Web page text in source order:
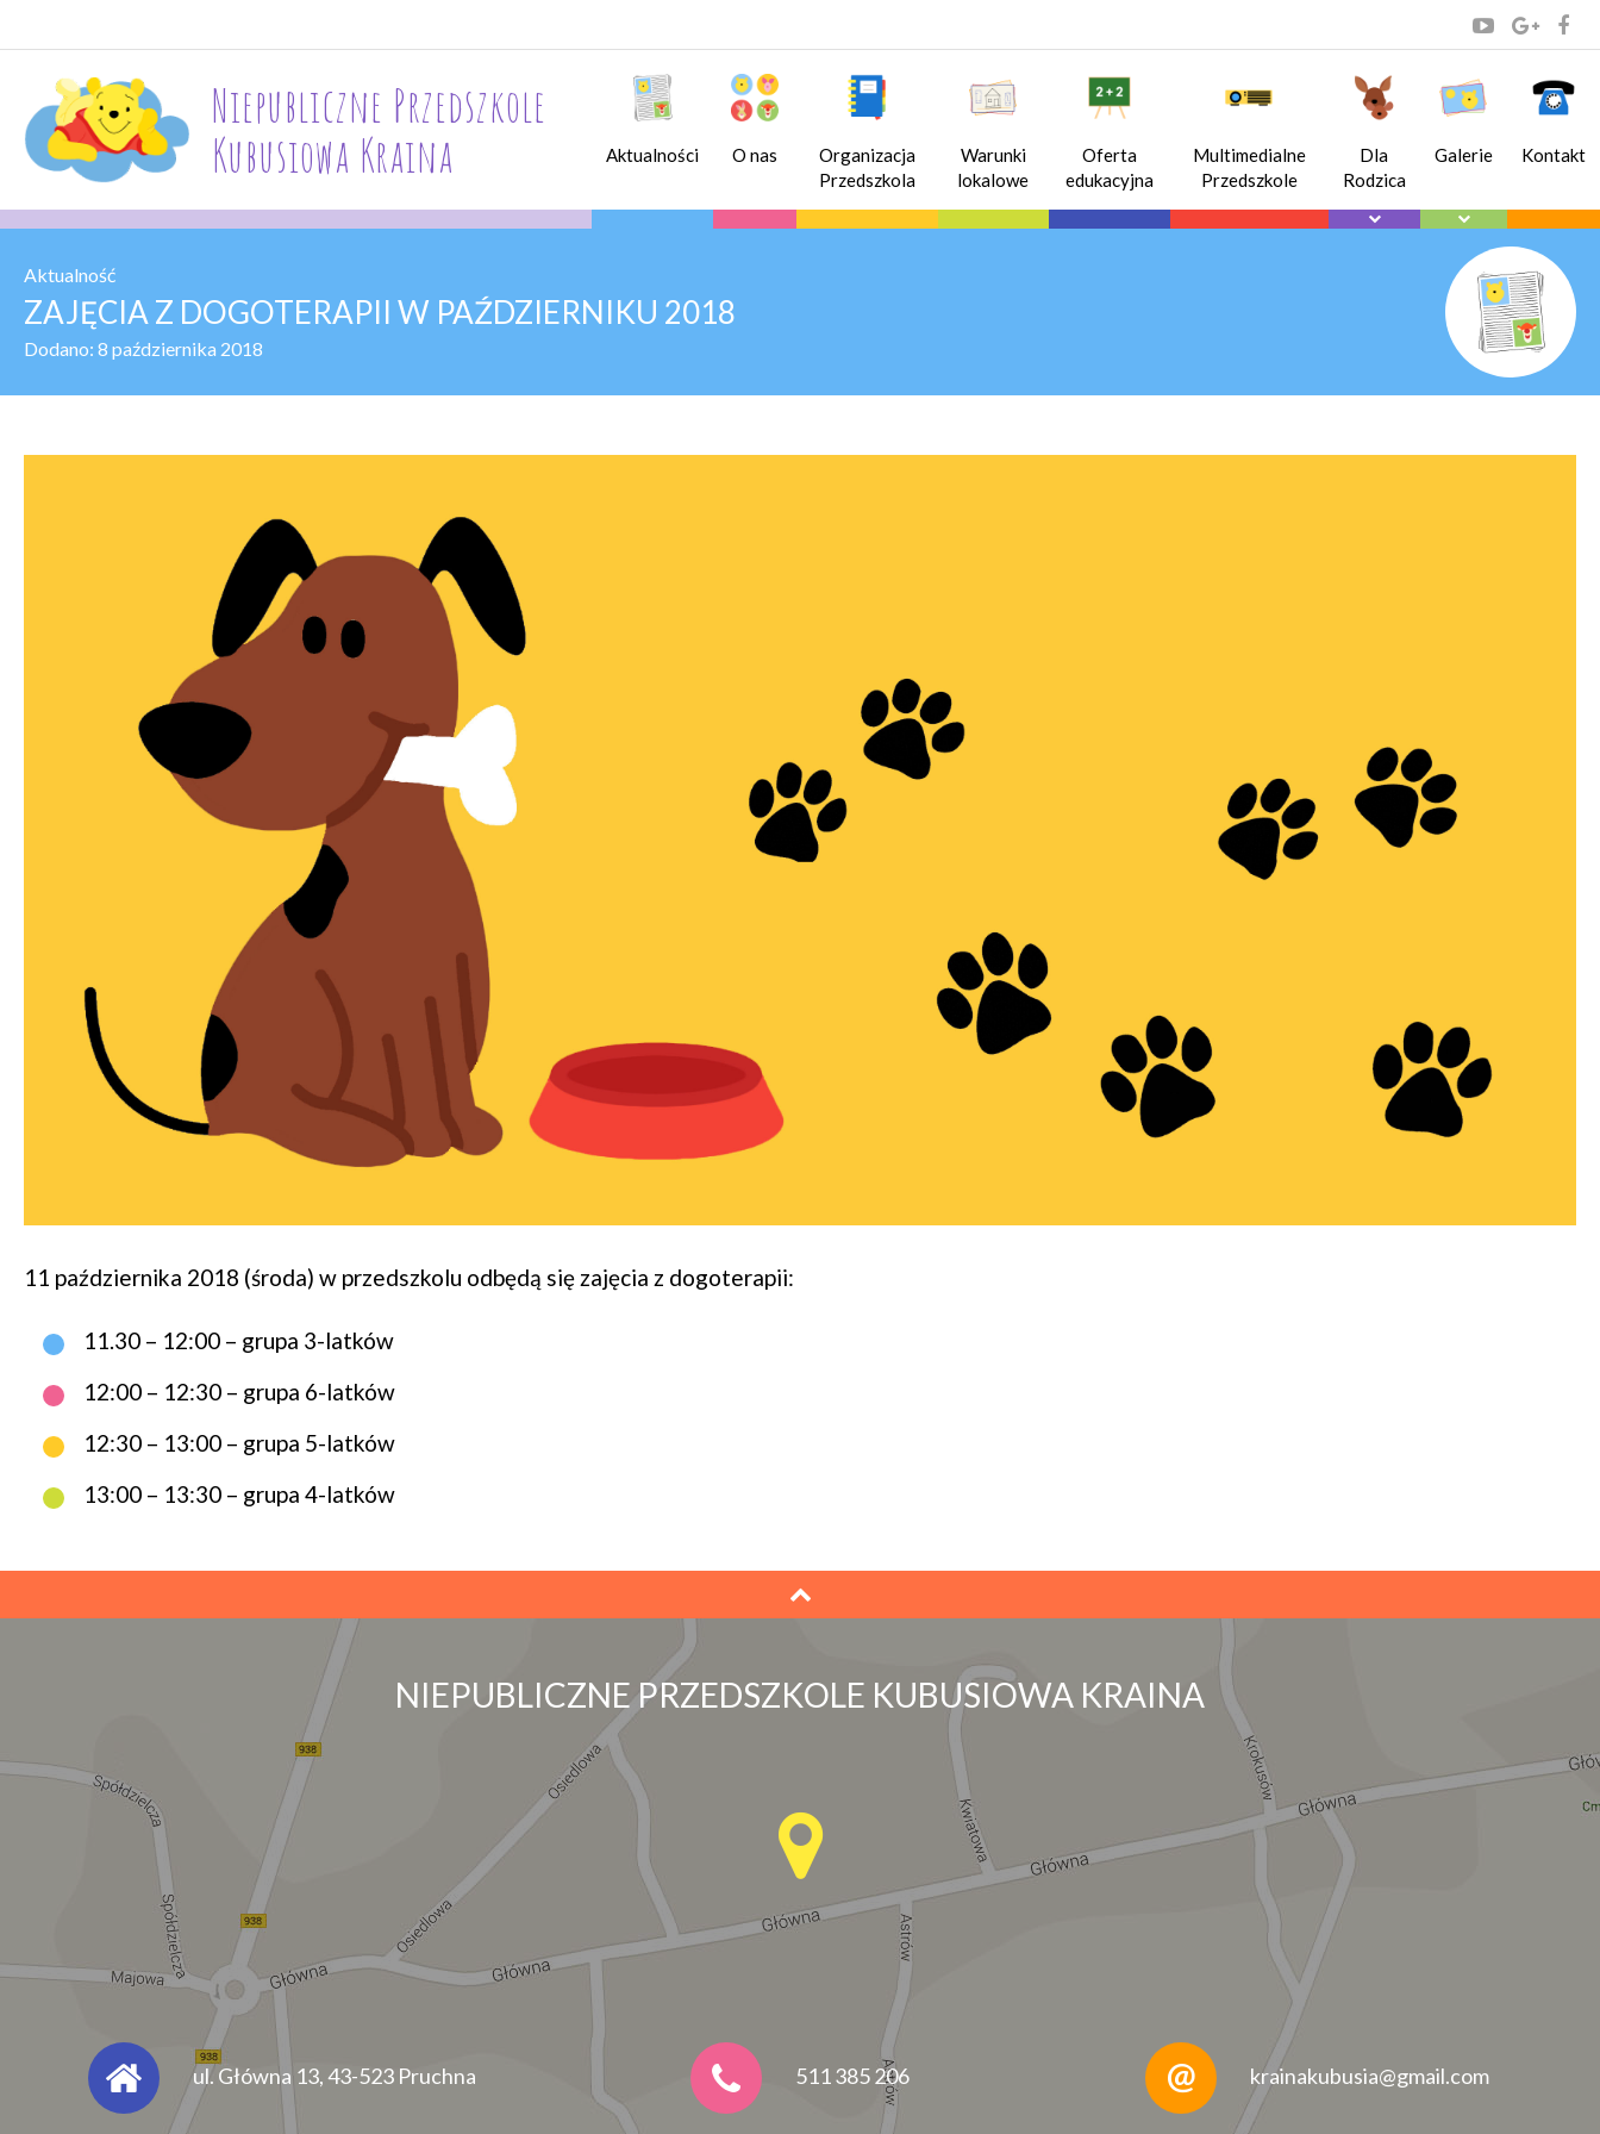
Niepubliczne Przedszkole
Kubusiowa Kraina
Aktualności O nas
Organizacja
Przedszkola
Warunki
lokalowe
Oferta
edukacyjna
Multimedialne
Przedszkole
Dla
Rodzica
Galerie Kontakt
Aktualność
ZAJĘCIA Z DOGOTERAPII W PAŹDZIERNIKU 2018
Dodano: 8 października 2018
11 października 2018 (środa) w przedszkolu odbędą się zajęcia z dogoterapii:
11.30 – 12:00 – grupa 3-latków
12:00 – 12:30 – grupa 6-latków
12:30 – 13:00 – grupa 5-latków
13:00 – 13:30 – grupa 4-latków
NIEPUBLICZNE PRZEDSZKOLE KUBUSIOWA KRAINA
ul. Główna 13, 43-523 Pruchna 511 385 206 krainakubusia@gmail.com